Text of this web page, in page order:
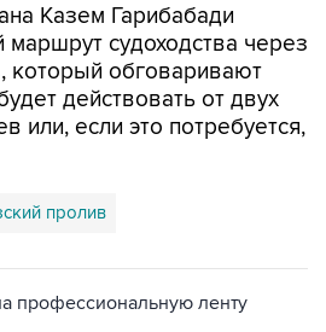
Казем Гарибабади
маршрут судоходства через
который обговаривают
действовать от двух
или, если это потребуется,
пролив
профессиональную ленту